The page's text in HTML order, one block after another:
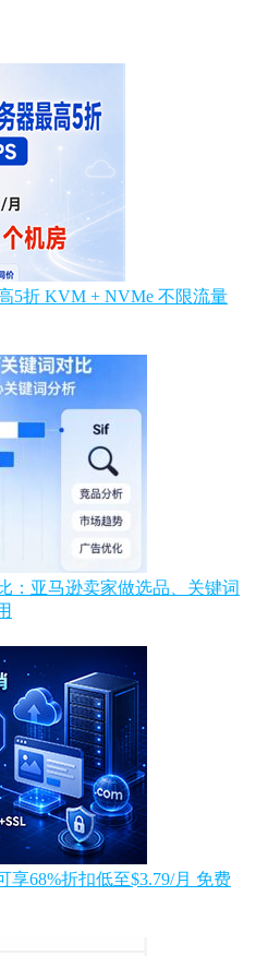
5折 KVM + NVMe 不限流量
：亚马逊卖家做选品、关键词
享68%折扣低至$3.79/月 免费